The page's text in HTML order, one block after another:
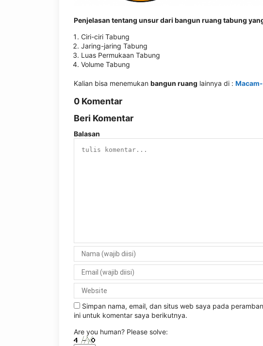
Penjelasan tentang unsur dari bangun ruang tabung
Ciri-ciri Tabung
Jaring-jaring Tabung
Luas Permukaan Tabung
Volume Tabung
Kalian bisa menemukan bangun ruang lainnya di :
0 Komentar
Beri Komentar
Balasan
Simpan nama, email, dan situs web saya pada peramban
ini untuk komentar saya berikutnya.
Are you human? Please solve: